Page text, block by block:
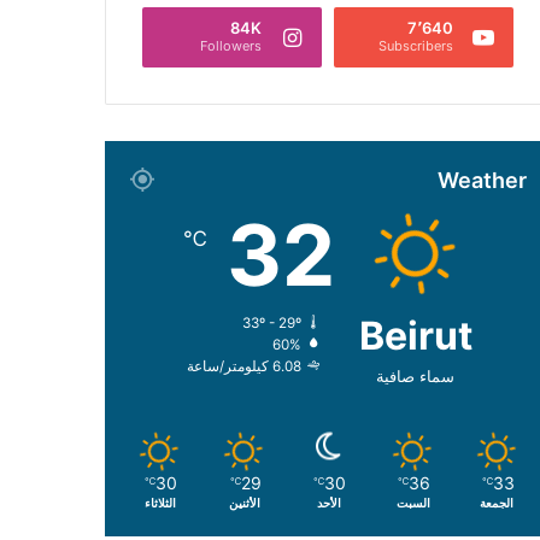
7٬640
Subscribers
84K
Followers
Weather
Beirut
سماء صافية
32
℃
33º - 29º
60%
6.08 كيلومتر/ساعة
33
℃
الجمعة
36
℃
السبت
30
℃
الأحد
29
℃
الأثنين
30
℃
الثلاثاء